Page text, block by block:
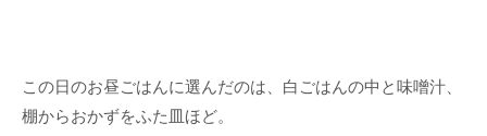
この日のお昼ごはんに選んだのは、白ごはんの中と味噌汁、
棚からおかずをふた皿ほど。